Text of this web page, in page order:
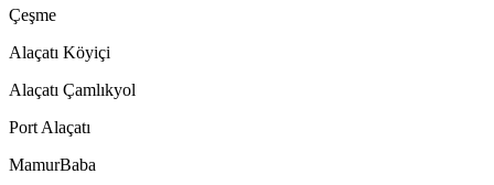
Çeşme
Alaçatı Köyiçi
Alaçatı Çamlıkyol
Port Alaçatı
MamurBaba